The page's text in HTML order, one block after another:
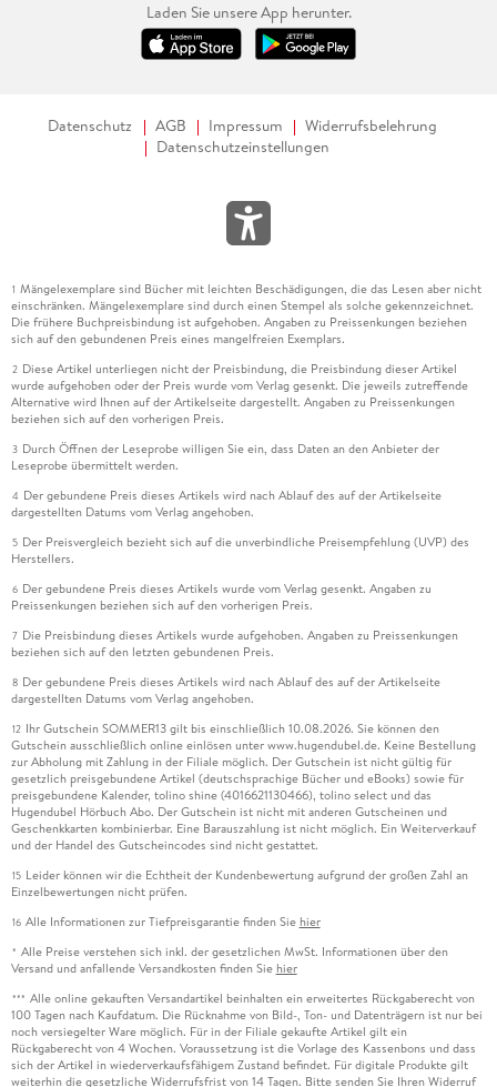
Laden Sie unsere App herunter.
Datenschutz AGB Impressum
Widerrufsbelehrung
Datenschutzeinstellungen
1 Mängelexemplare sind Bücher mit leichten Beschädigungen, die das Lesen aber nicht
einschränken. Mängelexemplare sind durch einen Stempel als solche gekennzeichnet.
Die frühere Buchpreisbindung ist aufgehoben. Angaben zu Preissenkungen beziehen
sich auf den gebundenen Preis eines mangelfreien Exemplars.
2 Diese Artikel unterliegen nicht der Preisbindung, die Preisbindung dieser Artikel
wurde aufgehoben oder der Preis wurde vom Verlag gesenkt. Die jeweils zutreffende
Alternative wird Ihnen auf der Artikelseite dargestellt. Angaben zu Preissenkungen
beziehen sich auf den vorherigen Preis.
3 Durch Öffnen der Leseprobe willigen Sie ein, dass Daten an den Anbieter der
Leseprobe übermittelt werden.
4 Der gebundene Preis dieses Artikels wird nach Ablauf des auf der Artikelseite
dargestellten Datums vom Verlag angehoben.
5 Der Preisvergleich bezieht sich auf die unverbindliche Preisempfehlung (UVP) des
Herstellers.
6 Der gebundene Preis dieses Artikels wurde vom Verlag gesenkt. Angaben zu
Preissenkungen beziehen sich auf den vorherigen Preis.
7 Die Preisbindung dieses Artikels wurde aufgehoben. Angaben zu Preissenkungen
beziehen sich auf den letzten gebundenen Preis.
8 Der gebundene Preis dieses Artikels wird nach Ablauf des auf der Artikelseite
dargestellten Datums vom Verlag angehoben.
12 Ihr Gutschein SOMMER13 gilt bis einschließlich 10.08.2026. Sie können den
Gutschein ausschließlich online einlösen unter www.hugendubel.de. Keine Bestellung
zur Abholung mit Zahlung in der Filiale möglich. Der Gutschein ist nicht gültig für
gesetzlich preisgebundene Artikel (deutschsprachige Bücher und eBooks) sowie für
preisgebundene Kalender, tolino shine (4016621130466), tolino select und das
Hugendubel Hörbuch Abo. Der Gutschein ist nicht mit anderen Gutscheinen und
Geschenkkarten kombinierbar. Eine Barauszahlung ist nicht möglich. Ein Weiterverkauf
und der Handel des Gutscheincodes sind nicht gestattet.
15 Leider können wir die Echtheit der Kundenbewertung aufgrund der großen Zahl an
Einzelbewertungen nicht prüfen.
16 Alle Informationen zur Tiefpreisgarantie finden Sie hier
* Alle Preise verstehen sich inkl. der gesetzlichen MwSt. Informationen über den
Versand und anfallende Versandkosten finden Sie hier
*** Alle online gekauften Versandartikel beinhalten ein erweitertes Rückgaberecht von
100 Tagen nach Kaufdatum. Die Rücknahme von Bild-, Ton- und Datenträgern ist nur bei
noch versiegelter Ware möglich. Für in der Filiale gekaufte Artikel gilt ein
Rückgaberecht von 4 Wochen. Voraussetzung ist die Vorlage des Kassenbons und dass
sich der Artikel in wiederverkaufsfähigem Zustand befindet. Für digitale Produkte gilt
weiterhin die gesetzliche Widerrufsfrist von 14 Tagen. Bitte senden Sie Ihren Widerruf